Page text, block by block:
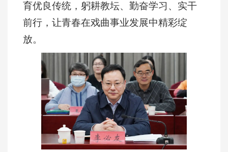
育优良传统，躬耕教坛、勤奋学习、实干
前行，让青春在戏曲事业发展中精彩绽
放。